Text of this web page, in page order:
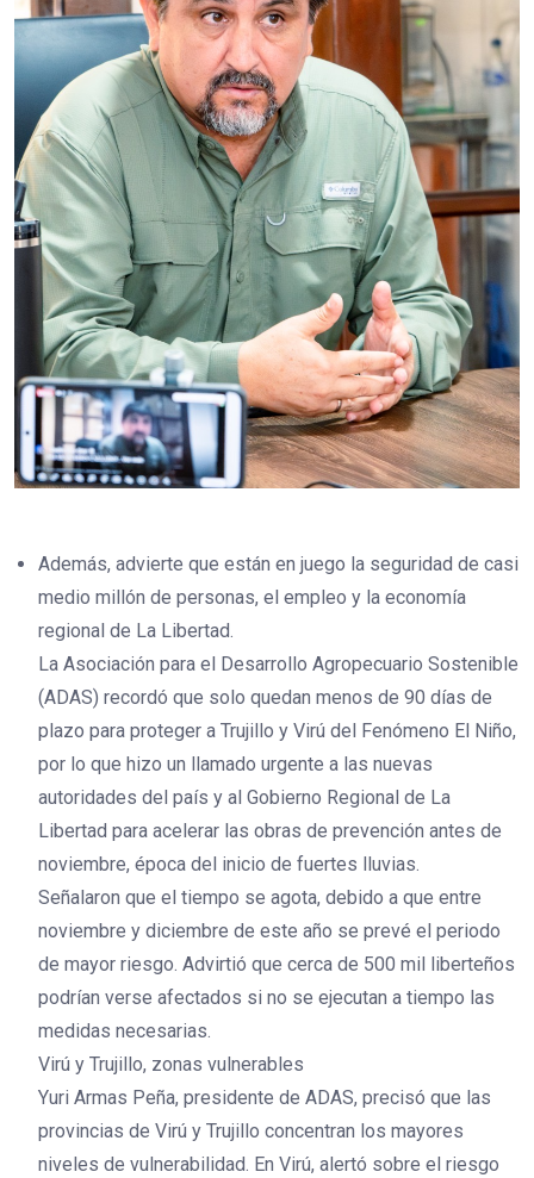
Además, advierte que están en juego la seguridad de casi
medio millón de personas, el empleo y la economía
regional de La Libertad.
La Asociación para el Desarrollo Agropecuario Sostenible
(ADAS) recordó que solo quedan menos de 90 días de
plazo para proteger a Trujillo y Virú del Fenómeno El Niño,
por lo que hizo un llamado urgente a las nuevas
autoridades del país y al Gobierno Regional de La
Libertad para acelerar las obras de prevención antes de
noviembre, época del inicio de fuertes lluvias.
Señalaron que el tiempo se agota, debido a que entre
noviembre y diciembre de este año se prevé el periodo
de mayor riesgo. Advirtió que cerca de 500 mil liberteños
podrían verse afectados si no se ejecutan a tiempo las
medidas necesarias.
Virú y Trujillo, zonas vulnerables
Yuri Armas Peña, presidente de ADAS, precisó que las
provincias de Virú y Trujillo concentran los mayores
niveles de vulnerabilidad. En Virú, alertó sobre el riesgo